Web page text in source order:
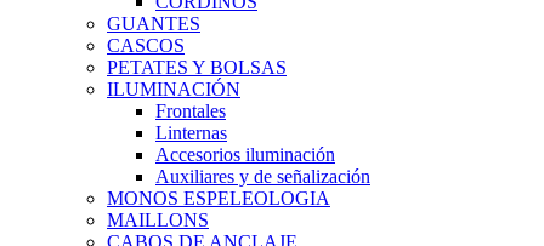
GUANTES
CASCOS
PETATES Y BOLSAS
ILUMINACIÓN
Frontales
Linternas
Accesorios iluminación
Auxiliares y de señalización
MONOS ESPELEOLOGIA
MAILLONS
CABOS DE ANCLAJE